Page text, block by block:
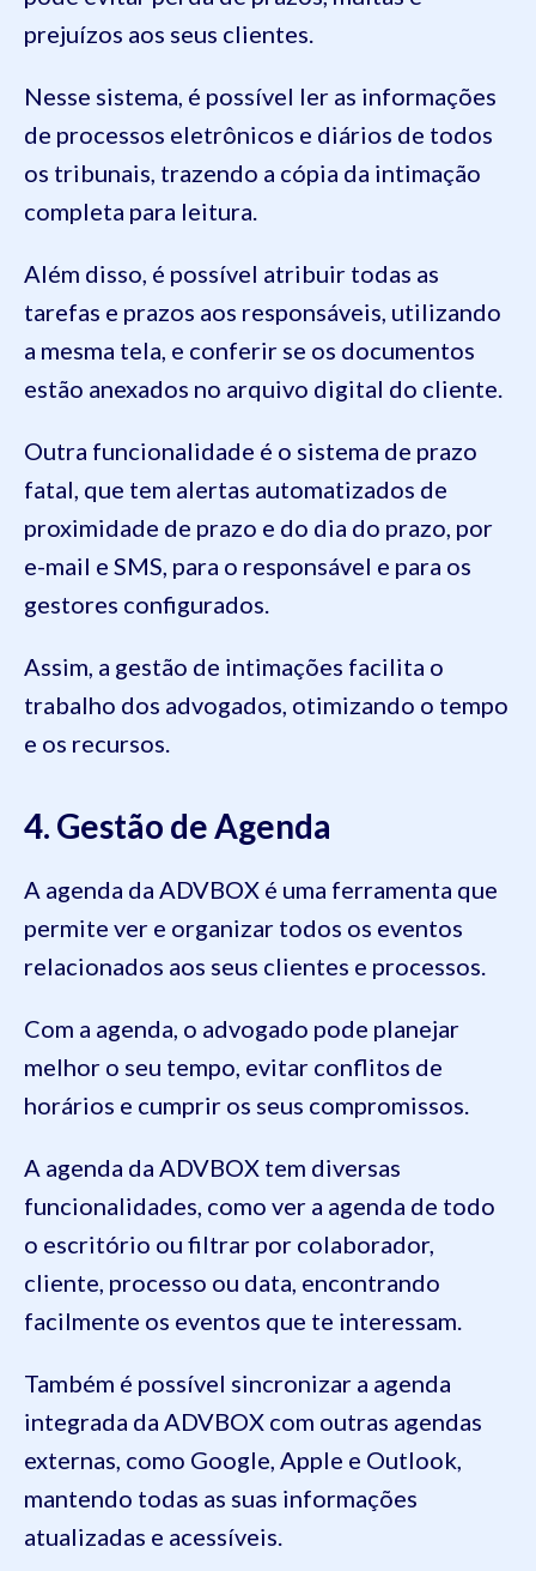
prejuízos aos seus clientes.
Nesse sistema, é possível ler as informações
de processos eletrônicos e diários de todos
os tribunais, trazendo a cópia da intimação
completa para leitura.
Além disso, é possível atribuir todas as
tarefas e prazos aos responsáveis, utilizando
a mesma tela, e conferir se os documentos
estão anexados no arquivo digital do cliente.
Outra funcionalidade é o sistema de prazo
fatal, que tem alertas automatizados de
proximidade de prazo e do dia do prazo, por
e-mail e SMS, para o responsável e para os
gestores configurados.
Assim, a gestão de intimações facilita o
trabalho dos advogados, otimizando o tempo
e os recursos.
4. Gestão de Agenda
A agenda da ADVBOX é uma ferramenta que
permite ver e organizar todos os eventos
relacionados aos seus clientes e processos.
Com a agenda, o advogado pode planejar
melhor o seu tempo, evitar conflitos de
horários e cumprir os seus compromissos.
A agenda da ADVBOX tem diversas
funcionalidades, como ver a agenda de todo
o escritório ou filtrar por colaborador,
cliente, processo ou data, encontrando
facilmente os eventos que te interessam.
Também é possível sincronizar a agenda
integrada da ADVBOX com outras agendas
externas, como Google, Apple e Outlook,
mantendo todas as suas informações
atualizadas e acessíveis.